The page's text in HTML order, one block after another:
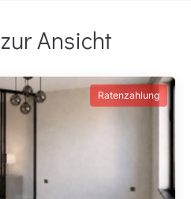
Ansicht
Ratenzahlung